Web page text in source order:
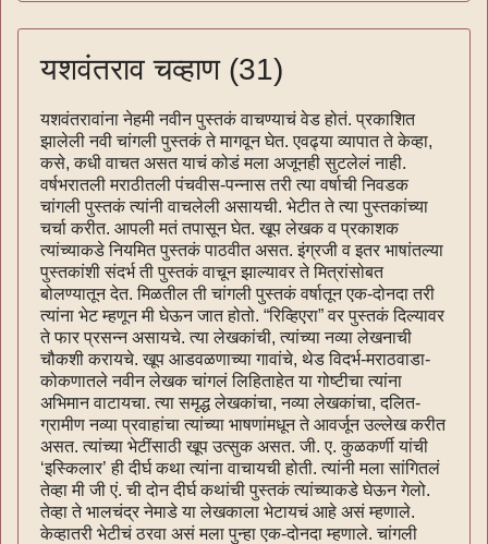
यशवंतराव चव्हाण (31)
यशवंतरावांना नेहमी नवीन पुस्तकं वाचण्याचं वेड होतं. प्रकाशित
झालेली नवी चांगली पुस्तकं ते मागवून घेत. एवढ्या व्यापात ते केव्हा,
कसे, कधी वाचत असत याचं कोडं मला अजूनही सुटलेलं नाही.
वर्षभरातली मराठीतली पंचवीस-पन्नास तरी त्या वर्षाची निवडक
चांगली पुस्तकं त्यांनी वाचलेली असायची. भेटीत ते त्या पुस्तकांच्या
चर्चा करीत. आपली मतं तपासून घेत. खूप लेखक व प्रकाशक
त्यांच्याकडे नियमित पुस्तकं पाठवीत असत. इंग्रजी व इतर भाषांतल्या
पुस्तकांशी संदर्भ ती पुस्तकं वाचून झाल्यावर ते मित्रांसोबत
बोलण्यातून देत. मिळतील ती चांगली पुस्तकं वर्षातून एक-दोनदा तरी
त्यांना भेट म्हणून मी घेऊन जात होतो. “रिव्हिएरा” वर पुस्तकं दिल्यावर
ते फार प्रसन्न असायचे. त्या लेखकांची, त्यांच्या नव्या लेखनाची
चौकशी करायचे. खूप आडवळणाच्या गावांचे, थेड विदर्भ-मराठवाडा-
कोकणातले नवीन लेखक चांगलं लिहिताहेत या गोष्टीचा त्यांना
अभिमान वाटायचा. त्या समृद्ध लेखकांचा, नव्या लेखकांचा, दलित-
ग्रामीण नव्या प्रवाहांचा त्यांच्या भाषणांमधून ते आवर्जून उल्लेख करीत
असत. त्यांच्या भेटींसाठी खूप उत्सुक असत. जी. ए. कुळकर्णी यांची
‘इस्किलार’ ही दीर्घ कथा त्यांना वाचायची होती. त्यांनी मला सांगितलं
तेव्हा मी जी एं. ची दोन दीर्घ कथांची पुस्तकं त्यांच्याकडे घेऊन गेलो.
तेव्हा ते भालचंद्र नेमाडे या लेखकाला भेटायचं आहे असं म्हणाले.
केव्हातरी भेटीचं ठरवा असं मला पुन्हा एक-दोनदा म्हणाले. चांगली